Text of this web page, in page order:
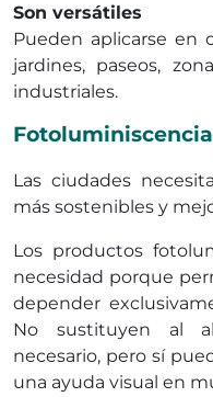
Son versátiles
Pueden aplicarse en
jardines, paseos,
industriales.
Las ciudades
más sostenibles y
Los productos
necesidad porque
depender
No sustituyen al
necesario, pero sí
una ayuda visual en